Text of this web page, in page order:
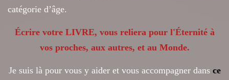
catégorie d’âge.
Écrire votre LIVRE, vous reliera pour l'Éternité à
vos proches, aux autres, et au Monde.
Je suis là pour vous y aider et vous accompagner dans ce